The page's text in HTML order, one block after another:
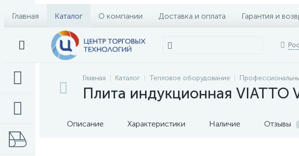
Главная Каталог О компании Доставка и оплата Гарантия и
Главная Каталог Тепловое оборудование
Плита индукционная VIATTO
Описание Характеристики Наличие Отзывы